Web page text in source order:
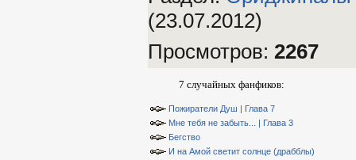
(23.07.2012)
Просмотров: 2267
7 случайных фанфиков:
Пожиратели Душ | Глава 7
Мне тебя не забыть... | Глава 3
Бегство
И на Амой светит солнце (драбблы)